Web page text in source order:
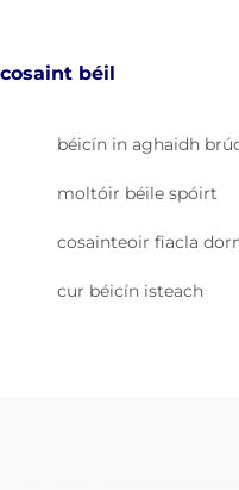
cosaint béil
béicín in aghaidh
moltóir béile spóirt
cosainteoir fiacla
cur béicín isteach